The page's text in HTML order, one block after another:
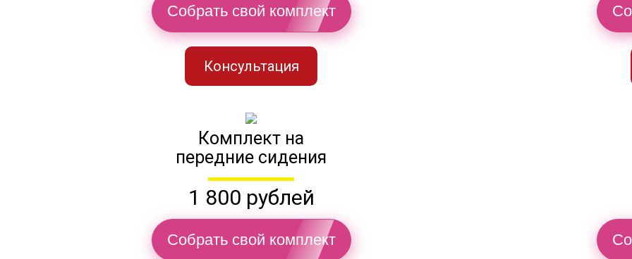
Собрать свой комплект
Консультация
Комплект на
передние сидения
1 800 рублей
Собрать свой комплект